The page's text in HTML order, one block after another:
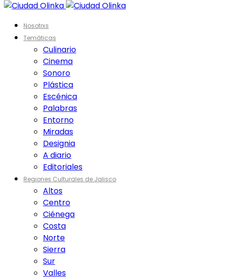
Nosotrxs
Temáticas
Culinario
Cinema
Sonoro
Plástica
Escénica
Palabras
Entorno
Miradas
Designia
A diario
Editoriales
Regiones Culturales de Jalisco
Altos
Centro
Ciénega
Costa
Norte
Sierra
Sur
Valles